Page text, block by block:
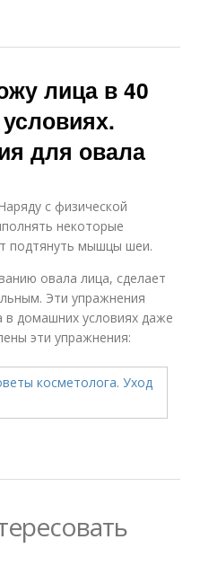
лица в 40
для овала
с физической
некоторые
подтянуть мышцы шеи.
овала лица, сделает
Эти упражнения
в домашних условиях даже
эти упражнения: